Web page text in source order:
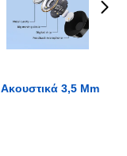
3,5 Mm